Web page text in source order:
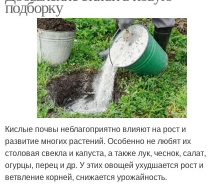
подборку
Кислые почвы неблагоприятно влияют на рост и
развитие многих растений. Особенно не любят их
столовая свекла и капуста, а также лук, чеснок, салат,
огурцы, перец и др. У этих овощей ухудшается рост и
ветвление корней, снижается урожайность.